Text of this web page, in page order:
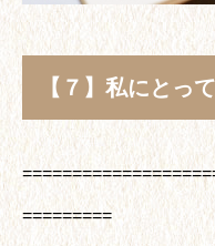
【７】私にとっ
=========